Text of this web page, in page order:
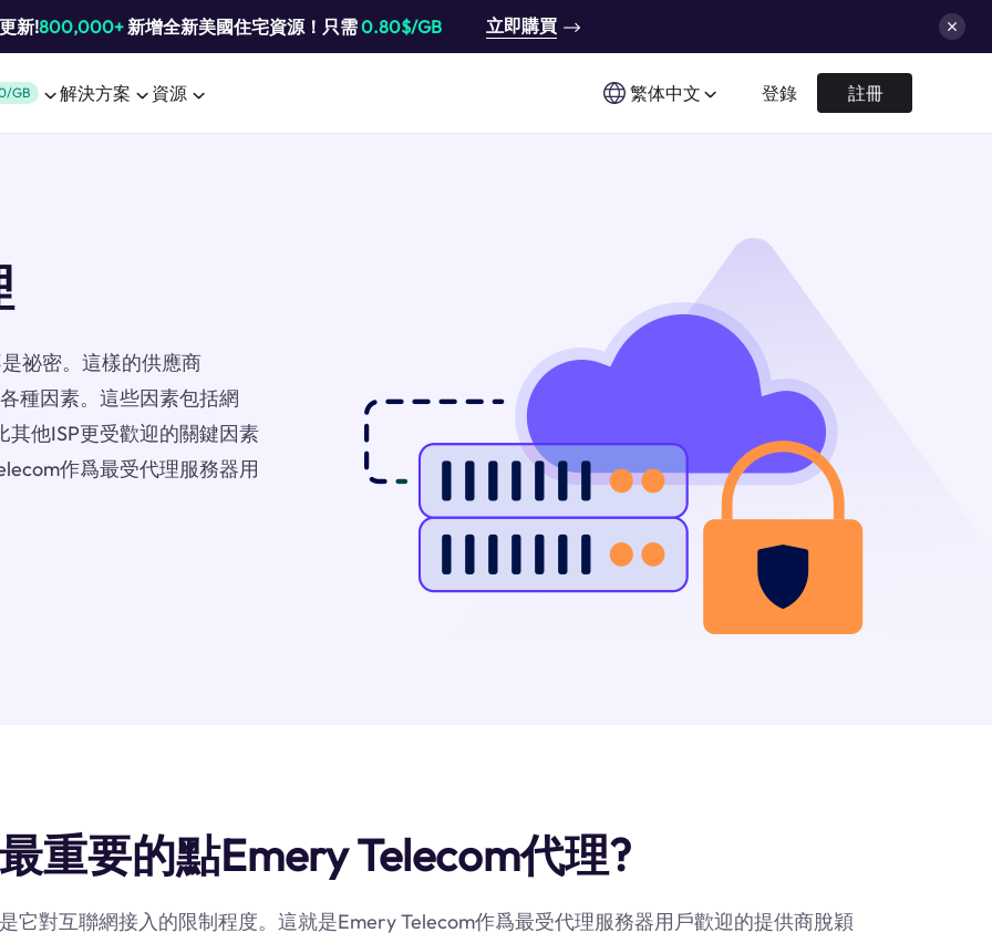
新!800,000+新增全新美國住宅資源！只需0.80$/GB 立即購買
GB 解決方案 資源 繁体中文 登錄 註冊
祕密。這樣的供應商
種因素。這些因素包括網
他ISP更受歡迎的關鍵因素
作爲最受代理服務器用
重要的點Emery Telecom代理?
它對互聯網接入的限制程度。這就是Emery Telecom作爲最受代理服務器用戶歡迎的提供商脫穎